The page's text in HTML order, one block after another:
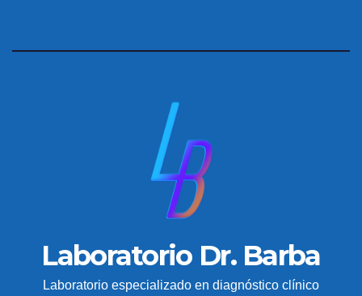
Laboratorio Dr. Barba
Laboratorio especializado en diagnóstico clínico